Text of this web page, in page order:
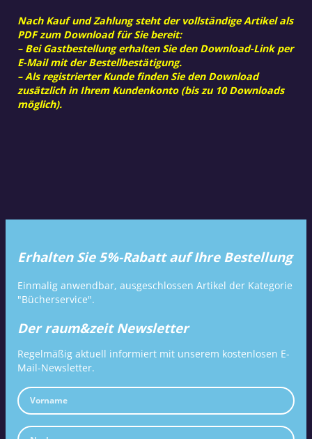
Nach Kauf und Zahlung steht der vollständige Artikel als
PDF zum Download für Sie bereit:
– Bei Gastbestellung erhalten Sie den Download-Link per
E-Mail mit der Bestellbestätigung.
– Als registrierter Kunde finden Sie den Download
zusätzlich in Ihrem Kundenkonto (bis zu 10 Downloads
möglich).
Erhalten Sie 5%-Rabatt auf Ihre Bestellung
Einmalig anwendbar, ausgeschlossen Artikel der Kategorie
"Bücherservice".
Der raum&zeit Newsletter
Regelmäßig aktuell informiert mit unserem kostenlosen E-
Mail-Newsletter.